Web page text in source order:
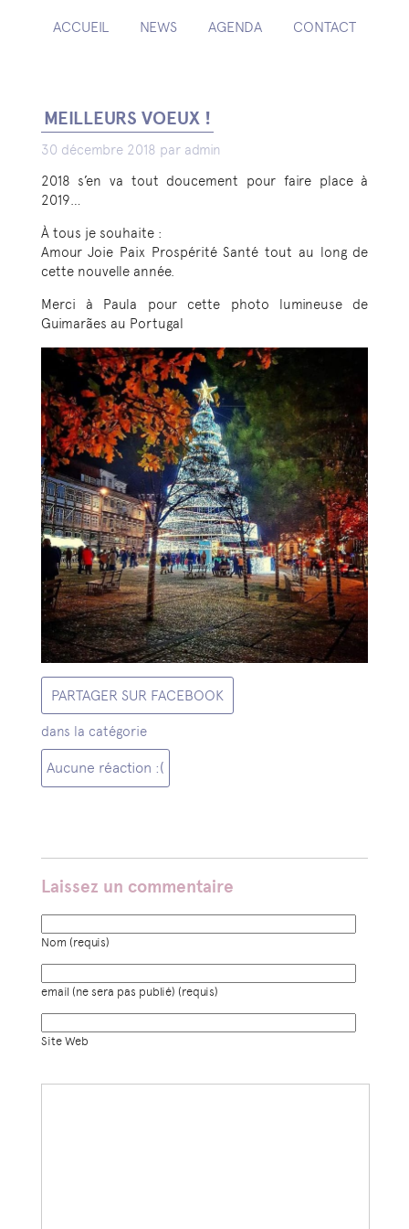
ACCUEIL NEWS AGENDA CONTACT
MEILLEURS VOEUX !
30 décembre 2018 par admin
2018 s’en va tout doucement pour faire place à
2019…
À tous je souhaite :
Amour Joie Paix Prospérité Santé tout au long de
cette nouvelle année.
Merci à Paula pour cette photo lumineuse de
Guimarães au Portugal
PARTAGER SUR FACEBOOK
dans la catégorie
Aucune réaction :(
Laissez un commentaire
Nom (requis)
email (ne sera pas publié) (requis)
Site Web